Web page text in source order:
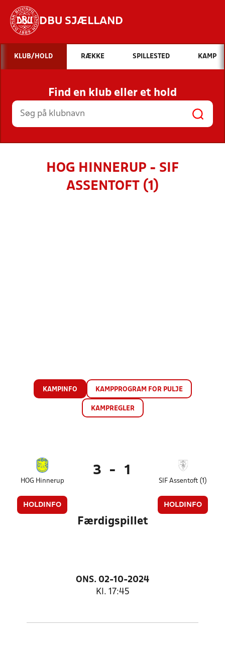
DBU SJÆLLAND
Hvad vil du søge efter?
INDHOLD OG NYHEDER
STILLINGER, RESULTATER, KLUBBER OG
HOLD
KLUB/HOLD RÆKKE SPILLESTED KAMP
Find en klub eller et hold
HOG HINNERUP - SIF
ASSENTOFT (1)
KAMPINFO KAMPPROGRAM FOR PULJE
KAMPREGLER
HOG Hinnerup
HOLDINFO
3 - 1
SIF Assentoft (1)
HOLDINFO
Færdigspillet
ONS. 02-10-2024
Kl. 17:45